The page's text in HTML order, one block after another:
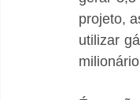
projeto,
utilizar